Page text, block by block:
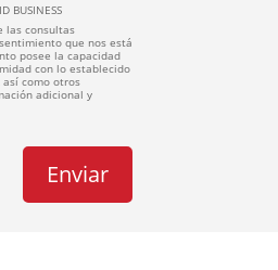
BUSINESS
las consultas
que nos está
posee la capacidad
con lo establecido
como otros
adicional y